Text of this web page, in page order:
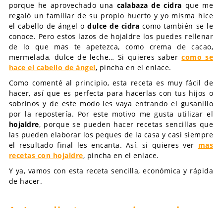
porque he aprovechado una calabaza de cidra que me
regaló un familiar de su propio huerto y yo misma hice
el cabello de ángel odulce de cidra como también se le
conoce. Pero estos lazos de hojaldre los puedes rellenar
de lo que mas te apetezca, como crema de cacao,
mermelada, dulce de leche… Si quieres sabercomo se
hace el cabello de ángel, pincha en el enlace.
Como comenté al principio, esta receta es muy fácil de
hacer, así que es perfecta para hacerlas con tus hijos o
sobrinos y de este modo les vaya entrando el gusanillo
por la repostería. Por este motivo me gusta utilizar el
hojaldre, porque se pueden hacer recetas sencillas que
las pueden elaborar los peques de la casa y casi siempre
el resultado final les encanta. Así, si quieres ver mas
recetas con hojaldre, pincha en el enlace.
Y ya, vamos con esta receta sencilla, económica y rápida
de hacer.